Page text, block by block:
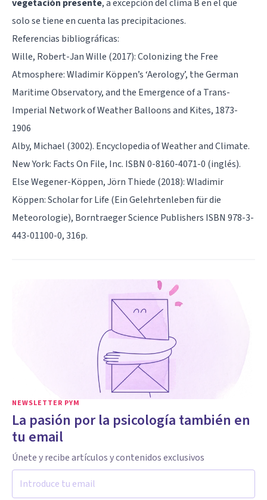
vegetación presente, a excepción del clima B en el que
solo se tiene en cuenta las precipitaciones.
Referencias bibliográficas:
Wille, Robert-Jan Wille (2017): Colonizing the Free
Atmosphere: Wladimir Köppen’s ‘Aerology’, the German
Maritime Observatory, and the Emergence of a Trans-
Imperial Network of Weather Balloons and Kites, 1873-
1906
Alby, Michael (3002). Encyclopedia of Weather and Climate.
New York: Facts On File, Inc. ISBN 0-8160-4071-0 (inglés).
Else Wegener-Köppen, Jörn Thiede (2018): Wladimir
Köppen: Scholar for Life (Ein Gelehrtenleben für die
Meteorologie), Borntraeger Science Publishers ISBN 978-3-
443-01100-0, 316p.
NEWSLETTER PYM
La pasión por la psicología también en
tu email
Únete y recibe artículos y contenidos exclusivos